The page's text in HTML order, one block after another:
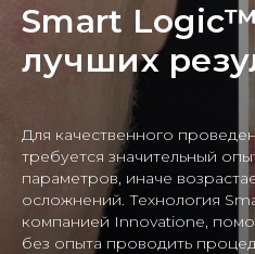
Smart
лучших
Для качественного
требуется значительный
параметров, иначе
осложнений. Технология
компанией Innovatione,
без опыта проводить